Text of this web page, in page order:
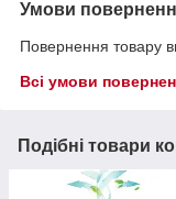
Умови
Повернення товару
Всі умови
Подібні товари